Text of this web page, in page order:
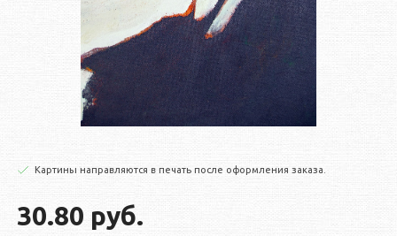
Картины направляются в печать после оформления заказа.
30.80 руб.